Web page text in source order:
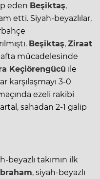
eden Beşiktaş,
etti. Siyah-beyazlılar,
Beşiktaş, Ziraat
mücadelesinde
Keçiörengücü ile
karşılaşmayı 3-0
ezeli rakibi
sahadan 2-1 galip
beyazlı takımın ilk
, siyah-beyazlı